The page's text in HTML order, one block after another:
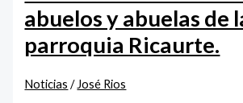
abuelos y abuelas de
parroquia Ricaurte.
Noticias / José Rios